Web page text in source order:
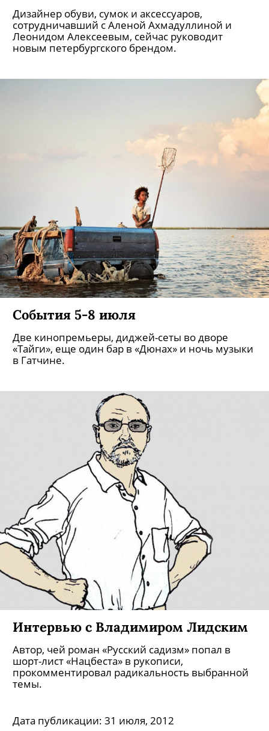
Дизайнер обуви, сумок и аксессуаров,
сотрудничавший с Аленой Ахмадуллиной и
Леонидом Алексеевым, сейчас руководит
новым петербургского брендом.
События 5-8 июля
Две кинопремьеры, диджей-сеты во дворе
«Тайги», еще один бар в «Дюнах» и ночь музыки
в Гатчине.
Интервью с Владимиром Лидским
Автор, чей роман «Русский садизм» попал в
шорт-лист «Нацбеста» в рукописи,
прокомментировал радикальность выбранной
темы.
Дата публикации: 31 июля, 2012